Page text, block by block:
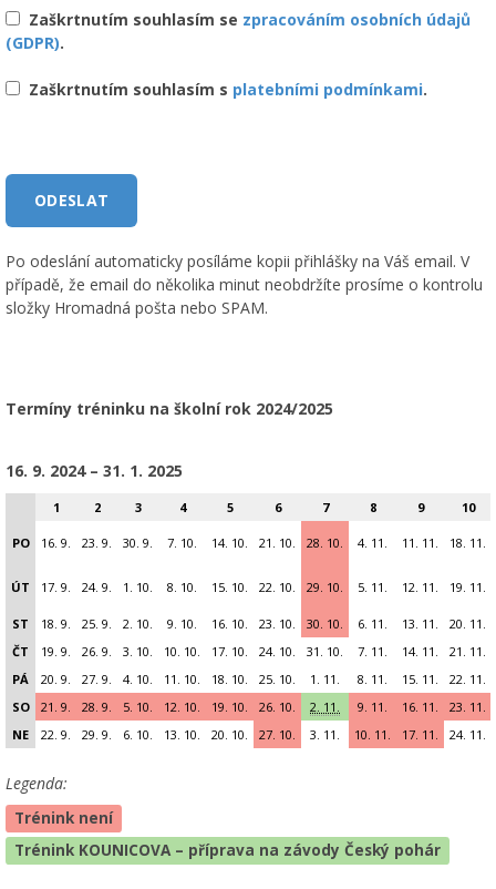
Zaškrtnutím souhlasím se zpracováním osobních údajů
(GDPR).
Zaškrtnutím souhlasím s platebními podmínkami.
Po odeslání automaticky posíláme kopii přihlášky na Váš email. V
případě, že email do několika minut neobdržíte prosíme o kontrolu
složky Hromadná pošta nebo SPAM.
Termíny tréninku na školní rok 2024/2025
16. 9. 2024 – 31. 1. 2025
1 2 3 4 5 6 7 8 9 10
PO 16. 9. 23. 9. 30. 9. 7. 10. 14. 10. 21. 10. 28. 10. 4. 11. 11. 11. 18. 11.
ÚT 17. 9. 24. 9. 1. 10. 8. 10. 15. 10. 22. 10. 29. 10. 5. 11. 12. 11. 19. 11.
ST 18. 9. 25. 9. 2. 10. 9. 10. 16. 10. 23. 10. 30. 10. 6. 11. 13. 11.
20. 11.
ČT
19. 9. 26. 9. 3. 10. 10. 10. 17. 10. 24. 10. 31. 10. 7. 11. 14. 11.
21. 11.
PÁ
20. 9. 27. 9. 4. 10. 11. 10. 18. 10. 25. 10. 1. 11. 8. 11. 15. 11.
22. 11.
SO
21. 9. 28. 9. 5. 10. 12. 10. 19. 10. 26. 10. 2. 11. 9. 11. 16. 11.
23. 11.
NE
22. 9. 29. 9. 6. 10. 13. 10. 20. 10. 27. 10. 3. 11. 10. 11. 17. 11. 24. 11.
Legenda:
Trénink není
Trénink KOUNICOVA – příprava na závody Český pohár